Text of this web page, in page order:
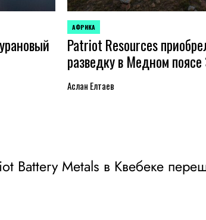
ОПУБЛИКОВАНО
В
АФРИКА
Patriot Resources
разведку в Медном
Аслан Елтаев
Battery Metals в Квебеке